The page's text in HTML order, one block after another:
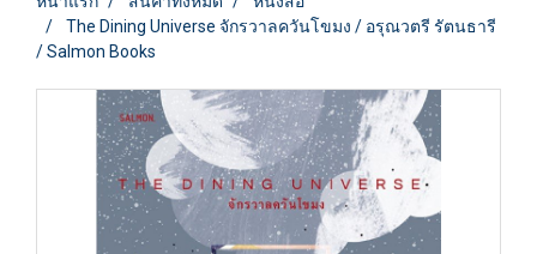
The Dining Universe จักรวาลควันโขมง / อรุณวตรี รัตนธารี
/ Salmon Books